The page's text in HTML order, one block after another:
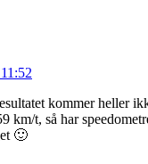
kommer heller
km/t, så har
🙂